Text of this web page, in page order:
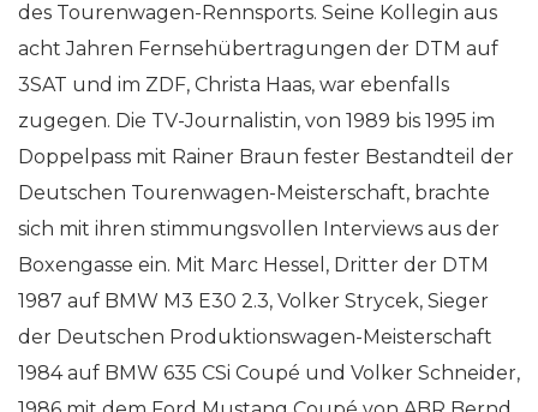
des Tourenwagen-Rennsports. Seine Kollegin aus
acht Jahren Fernsehübertragungen der DTM auf
3SAT und im ZDF, Christa Haas, war ebenfalls
zugegen. Die TV-Journalistin, von 1989 bis 1995 im
Doppelpass mit Rainer Braun fester Bestandteil der
Deutschen Tourenwagen-Meisterschaft, brachte
sich mit ihren stimmungsvollen Interviews aus der
Boxengasse ein. Mit Marc Hessel, Dritter der DTM
1987 auf BMW M3 E30 2.3, Volker Strycek, Sieger
der Deutschen Produktionswagen-Meisterschaft
1984 auf BMW 635 CSi Coupé und Volker Schneider,